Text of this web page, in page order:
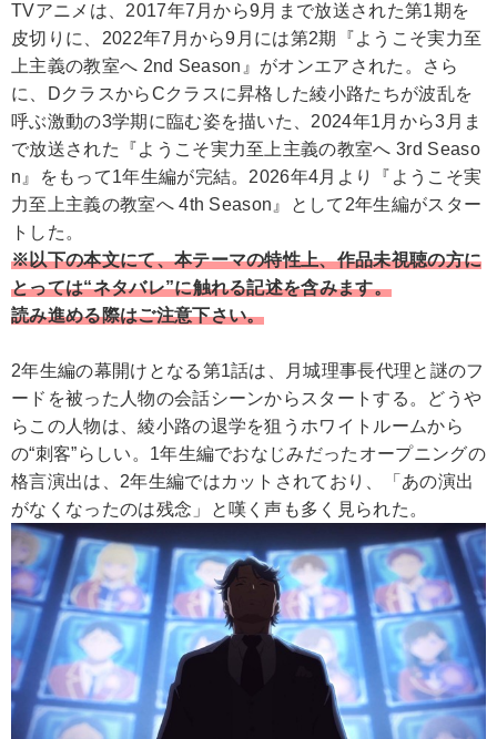
TVアニメは、2017年7月から9月まで放送された第1期を
皮切りに、2022年7月から9月には第2期『ようこそ実力至
上主義の教室へ 2nd Season』がオンエアされた。さら
に、DクラスからCクラスに昇格した綾小路たちが波乱を
呼ぶ激動の3学期に臨む姿を描いた、2024年1月から3月ま
で放送された『ようこそ実力至上主義の教室へ 3rd Seaso
n』をもって1年生編が完結。2026年4月より『ようこそ実
力至上主義の教室へ 4th Season』として2年生編がスター
トした。
※以下の本文にて、本テーマの特性上、作品未視聴の方に
とっては“ネタバレ”に触れる記述を含みます。
読み進める際はご注意下さい。
2年生編の幕開けとなる第1話は、月城理事長代理と謎のフ
ードを被った人物の会話シーンからスタートする。どうや
らこの人物は、綾小路の退学を狙うホワイトルームから
の“刺客”らしい。1年生編でおなじみだったオープニングの
格言演出は、2年生編ではカットされており、「あの演出
がなくなったのは残念」と嘆く声も多く見られた。